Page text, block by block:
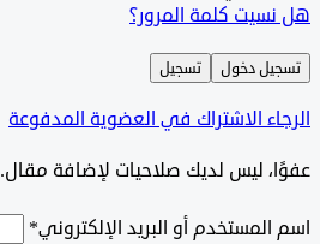
هل نسيت كلمة المرور؟
تسجيل دخول تسجيل
الرجاء الاشتراك في العضوية المدفوعة
‫‫عفوًا، ليس لديك صلاحيات لإضافة مقال.
اسم المستخدم أو البريد الإلكتروني*